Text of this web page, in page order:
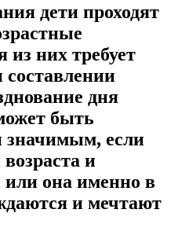
дети проходят
из них требует
составлении
дня
быть
если
и
или она именно в
и мечтают